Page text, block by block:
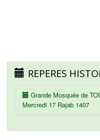
REPERES
Grande Mosquée de
Mercredi 17 Rajab 1407